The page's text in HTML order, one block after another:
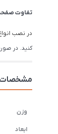
تفاوت صفحه
در نصب
کنید. در
وزن
ابعاد